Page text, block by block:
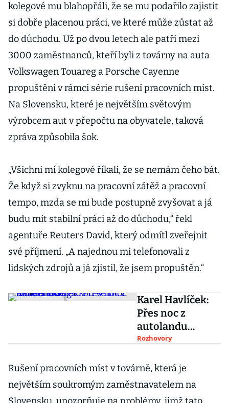
kolegové mu blahopřáli, že se mu podařilo zajistit
si dobře placenou práci, ve které může zůstat až
do důchodu. Už po dvou letech ale patří mezi
3000 zaměstnanců, kteří byli z továrny na auta
Volkswagen Touareg a Porsche Cayenne
propuštěni v rámci série rušení pracovních míst.
Na Slovensku, které je největším světovým
výrobcem aut v přepočtu na obyvatele, taková
zpráva způsobila šok.
„Všichni mí kolegové říkali, že se nemám čeho bát.
Že když si zvyknu na pracovní zátěž a pracovní
tempo, mzda se mi bude postupně zvyšovat a já
budu mít stabilní práci až do důchodu,“ řekl
agentuře Reuters David, který odmítl zveřejnit
své příjmení. „A najednou mi telefonovali z
lidských zdrojů a já zjistil, že jsem propuštěn.“
Karel Havlíček:
Přes noc z
autolandu
biotechnologick
neuděláme
Rozhovory
Rušení pracovních míst v továrně, která je
největším soukromým zaměstnavatelem na